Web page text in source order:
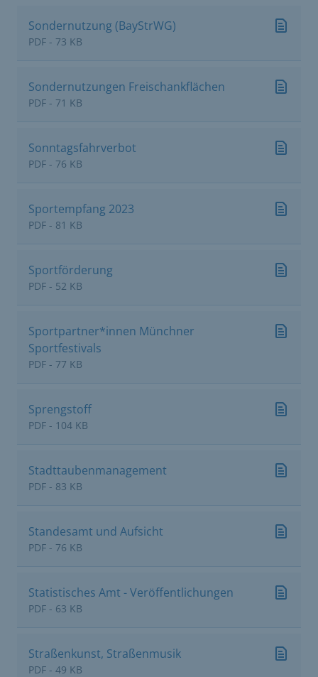
Sondernutzung (BayStrWG)
PDF - 73 KB
Sondernutzungen Freischankflächen
PDF - 71 KB
Sonntagsfahrverbot
PDF - 76 KB
Sportempfang 2023
PDF - 81 KB
Sportförderung
PDF - 52 KB
Sportpartner*innen Münchner
Sportfestivals
PDF - 77 KB
Sprengstoff
PDF - 104 KB
Stadttaubenmanagement
PDF - 83 KB
Standesamt und Aufsicht
PDF - 76 KB
Statistisches Amt - Veröffentlichungen
PDF - 63 KB
Straßenkunst, Straßenmusik
PDF - 49 KB